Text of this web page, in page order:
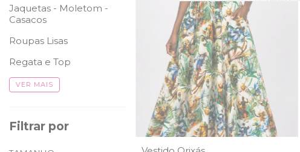
Jaquetas - Moletom -
Casacos
Roupas Lisas
Regata e Top
VER MAIS
Filtrar por